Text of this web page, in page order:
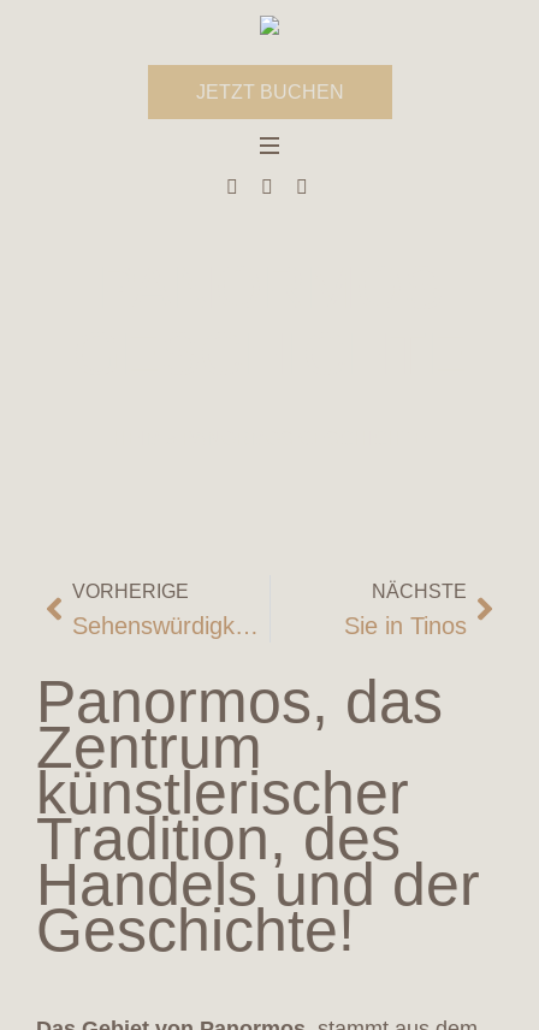
JETZT BUCHEN
VORHERIGE
Sehenswürdigkeiten von Tinos
NÄCHSTE
Sie in Tinos
Panormos, das
Zentrum
künstlerischer
Tradition, des
Handels und der
Geschichte!